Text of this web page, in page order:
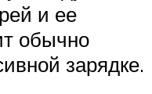
и ее
обычно
зарядке.